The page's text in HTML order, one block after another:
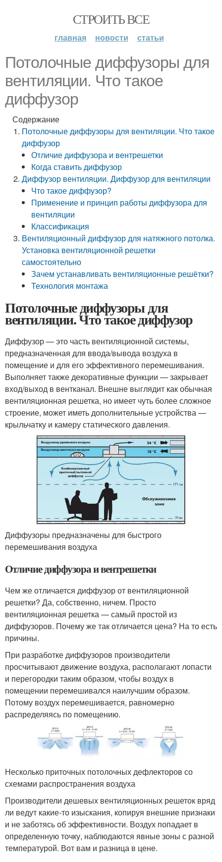
СТРОИТЬ ВСЕ
главная новости статьи
Потолочные диффузоры для
вентиляции. Что такое
диффузор
Содержание
Потолочные диффузоры для вентиляции. Что такое
диффузор
Отличие диффузора и вентрешетки
Когда ставить диффузор
Диффузор вентиляции. Диффузор для вентиляции
Что такое диффузор?
Применение и принцип работы диффузора для
вентиляции
Классификация
Вентиляционный диффузор для натяжного потолка.
Установка вентиляционной решетки
самостоятельно
Зачем устанавливать вентиляционные решётки?
Технология монтажа
Потолочные диффузоры для
вентиляции. Что такое диффузор
Диффузор — это часть вентиляционной системы,
предназначенная для ввода/вывода воздуха в
помещение и для его эффективного перемешивания.
Выполняет также декоративные функции — закрывает
вход/выход в вентканал. Внешне выглядит как обычная
вентиляционная решетка, но имеет чуть более сложное
строение, может иметь дополнительные устройства —
крыльчатку и камеру статического давления.
Диффузоры предназначены для быстрого
перемешивания воздуха
Отличие диффузора и вентрешетки
Чем же отличается диффузор от вентиляционной
решетки? Да, собственно, ничем. Просто
вентиляционная решетка — самый простой из
диффузоров. Почему же так отличается цена? На то есть
причины.
При разработке диффузоров производители
просчитывают движение воздуха, располагают лопасти
и перегородки таким образом, чтобы воздух в
помещении перемешивался наилучшим образом.
Потому воздух перемешивается, равномерно
распределяясь по помещению.
Несколько приточных потолочных дефлекторов со
схемами распространения воздуха
Производители дешевых вентиляционных решеток вряд
ли ведут какие-то изыскания, копируя внешние признаки
и не заботясь об эффективности. Воздух попадает в
определенную точку, наблюдаются явные зоны с разной
температурой. Вот вам и разница в цене.